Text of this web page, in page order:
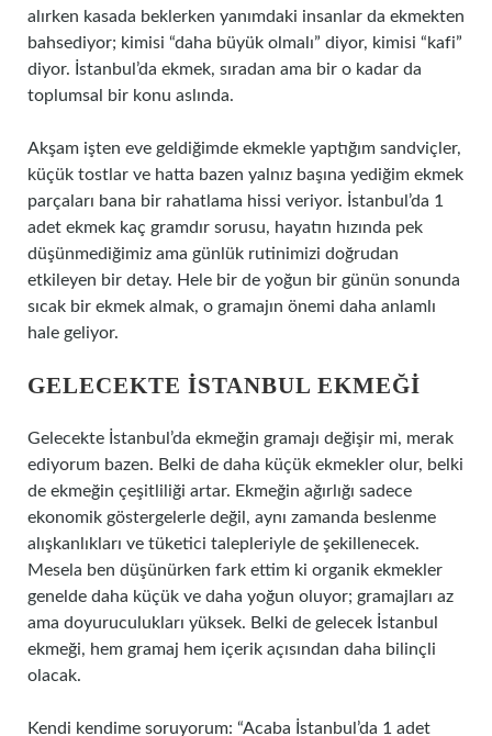
alırken kasada beklerken yanımdaki insanlar da ekmekten
bahsediyor; kimisi “daha büyük olmalı” diyor, kimisi “kafi”
diyor. İstanbul’da ekmek, sıradan ama bir o kadar da
toplumsal bir konu aslında.
Akşam işten eve geldiğimde ekmekle yaptığım sandviçler,
küçük tostlar ve hatta bazen yalnız başına yediğim ekmek
parçaları bana bir rahatlama hissi veriyor. İstanbul’da 1
adet ekmek kaç gramdır sorusu, hayatın hızında pek
düşünmediğimiz ama günlük rutinimizi doğrudan
etkileyen bir detay. Hele bir de yoğun bir günün sonunda
sıcak bir ekmek almak, o gramajın önemi daha anlamlı
hale geliyor.
GELECEKTE İSTANBUL EKMEĞI
Gelecekte İstanbul’da ekmeğin gramajı değişir mi, merak
ediyorum bazen. Belki de daha küçük ekmekler olur, belki
de ekmeğin çeşitliliği artar. Ekmeğin ağırlığı sadece
ekonomik göstergelerle değil, aynı zamanda beslenme
alışkanlıkları ve tüketici talepleriyle de şekillenecek.
Mesela ben düşünürken fark ettim ki organik ekmekler
genelde daha küçük ve daha yoğun oluyor; gramajları az
ama doyuruculukları yüksek. Belki de gelecek İstanbul
ekmeği, hem gramaj hem içerik açısından daha bilinçli
olacak.
Kendi kendime soruyorum: “Acaba İstanbul’da 1 adet